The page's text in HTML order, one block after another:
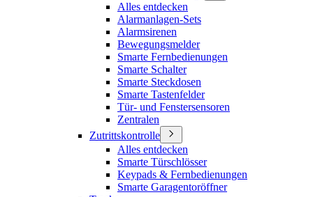
Alles entdecken
Alarmanlagen-Sets
Alarmsirenen
Bewegungsmelder
Smarte Fernbedienungen
Smarte Schalter
Smarte Steckdosen
Smarte Tastenfelder
Tür- und Fenstersensoren
Zentralen
Zutrittskontrolle
Alles entdecken
Smarte Türschlösser
Keypads & Fernbedienungen
Smarte Garagentoröffner